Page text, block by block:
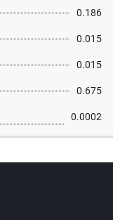
0.186
0.015
0.015
0.675
0.0002